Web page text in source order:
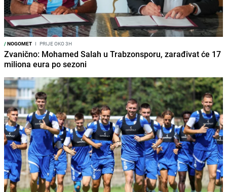
/NOGOMET I PRIJE OKO 3H
Zvanično: Mohamed Salah u Trabzonsporu, zarađivat će 17
miliona eura po sezoni